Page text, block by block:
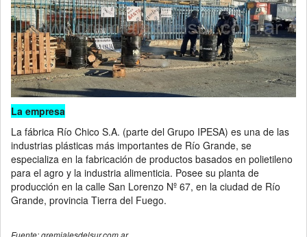
La empresa
La fábrica Río Chico S.A. (parte del Grupo IPESA) es una de las
industrias plásticas más importantes de Río Grande, se
especializa en la fabricación de productos basados en polietileno
para el agro y la industria alimenticia. Posee su planta de
producción en la calle San Lorenzo Nº 67, en la ciudad de Río
Grande, provincia Tierra del Fuego.